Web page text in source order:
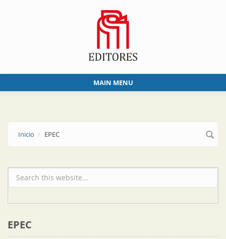
MAIN MENU
Inicio EPEC
Formulario de búsqueda
EPEC